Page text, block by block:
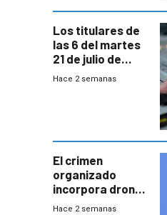
Los titulares de
las 6 del martes
21 de julio de
2026
Hace 2 semanas
El crimen
organizado
incorpora drones
y abre un nuevo
Hace 2 semanas